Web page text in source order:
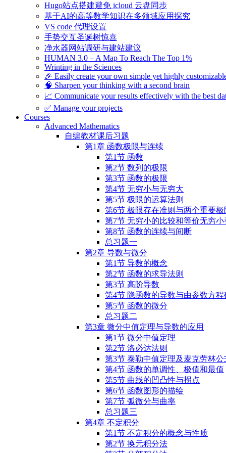
Hugo站点搭建避免 icloud 云盘同步
基于AI的高等数学知识在多领域应用探究
VS code 代理设置
手势交互圣诞树惊喜
净水器网站调研与建站建议
HUMAN 3.0 – A Map To Reach The Top 1%
Wrinting in the Sciences
🎉 Easily create your own simple yet highly
🧠 Sharpen your thinking with a second brain
📈 Communicate your results effectively with the best
✅ Manage your projects
Courses
Advanced Mathematics
自编教材课后习题
第1章 函数极限与连续
第1节 函数
第2节 数列的极限
第3节 函数的极限
第4节 无穷小与无穷大
第5节 极限的运算法则
第6节 极限存在准则与两个重要极
第7节 无穷小的比较和等价无穷小
第8节 函数的连续与间断
总习题一
第2章 导数与微分
第1节 导数的概念
第2节 函数的求导法则
第3节 高阶导数
第4节 隐函数的导数与由参数方
第5节 函数的微分
总习题二
第3章 微分中值定理与导数的应用
第1节 微分中值定理
第2节 洛必达法则
第3节 泰勒中值定理及麦克劳林公
第4节 函数的单调性、极值和最值
第5节 曲线的凹凸性与拐点
第6节 函数图形的描绘
第7节 弧微分与曲率
总习题三
第4章 不定积分
第1节 不定积分的概念与性质
第2节 换元积分法